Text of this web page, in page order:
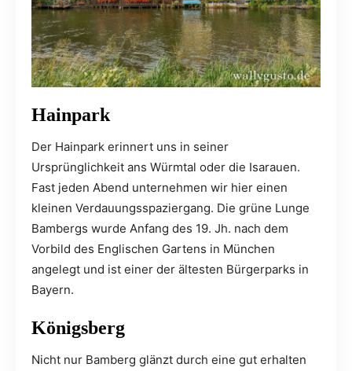
Hainpark
Der Hainpark erinnert uns in seiner
Ursprünglichkeit ans Würmtal oder die Isarauen.
Fast jeden Abend unternehmen wir hier einen
kleinen Verdauungsspaziergang. Die grüne Lunge
Bambergs wurde Anfang des 19. Jh. nach dem
Vorbild des Englischen Gartens in München
angelegt und ist einer der ältesten Bürgerparks in
Bayern.
Königsberg
Nicht nur Bamberg glänzt durch eine gut erhalten